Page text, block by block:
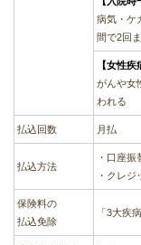
病気・ケ
間で2回ま
【女性疾
がんや女
われる
払込回数 月払
払込方法
・口座振
・クレジ
保険料の
払込免除
「3大疾